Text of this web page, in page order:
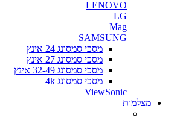
LENOVO
LG
Mag
SAMSUNG
מסכי סמסונג 24 אינץ
מסכי סמסונג 27 אינץ
מסכי סמסונג 32-49 אינץ
מסכי סמסונג 4k
ViewSonic
מצלמות